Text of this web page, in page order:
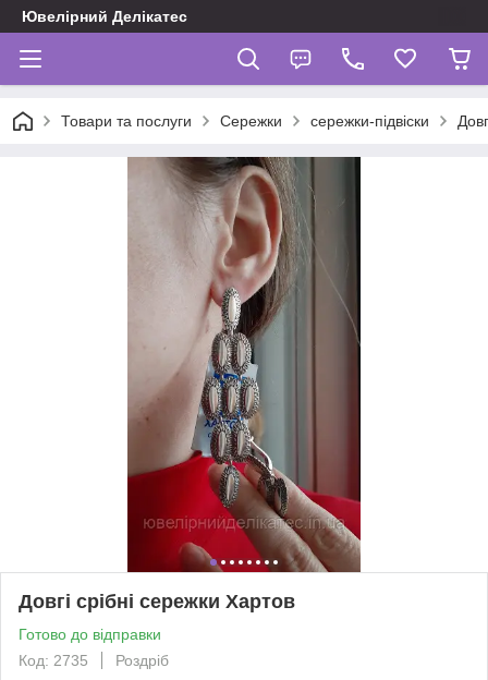
Ювелірний Делікатес
Товари та послуги Сережки сережки-підвіски
Довгі срібні сережки Хартов
Готово до відправки
Код: 2735
Роздріб